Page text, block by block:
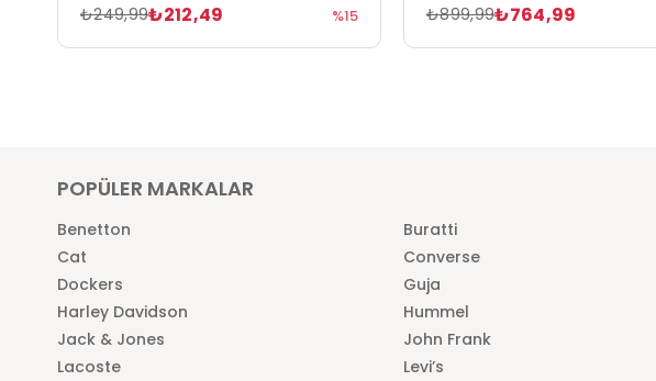
₺212,49
₺249,99 %15 ₺764,99
₺899,99
POPÜLER MARKALAR
Benetton
Buratti
Cat
Converse
Dockers
Guja
Harley Davidson
Hummel
Jack & Jones
John Frank
Lacoste
Levi’s